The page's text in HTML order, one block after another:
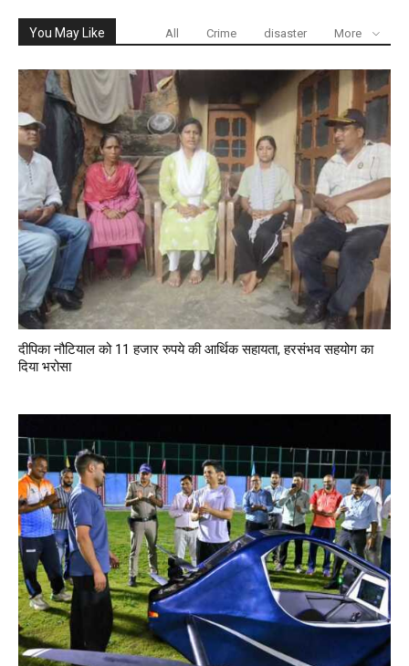
You May Like All Crime disaster More
दीपिका नौटियाल को 11 हजार रुपये की आर्थिक सहायता, हरसंभव सहयोग का
दिया भरोसा